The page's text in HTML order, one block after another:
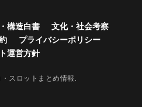
構造白書
文化・社会考察
プライバシーポリシー
運営方針
スロットまとめ情報.